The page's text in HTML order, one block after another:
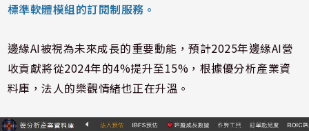
標準軟體模組的訂閱制服務。
邊緣AI被視為未來成長的重要動能，預計2025年邊緣AI營
收貢獻將從2024年的4%提升至15%，根據優分析產業資
料庫，法人的樂觀情緒也正在升溫。